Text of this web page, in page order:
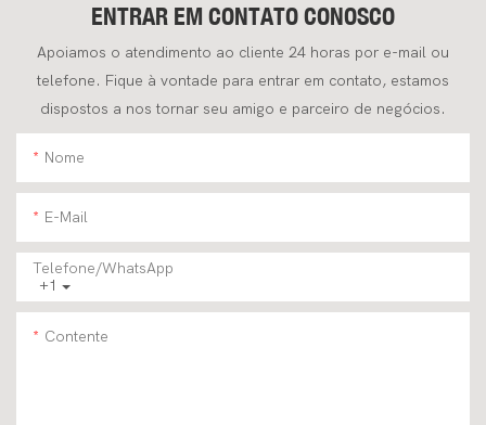
ENTRAR EM CONTATO CONOSCO
Apoiamos o atendimento ao cliente 24 horas por e-mail ou
telefone. Fique à vontade para entrar em contato, estamos
dispostos a nos tornar seu amigo e parceiro de negócios.
Nome
E-Mail
+1
Telefone/WhatsApp
Contente